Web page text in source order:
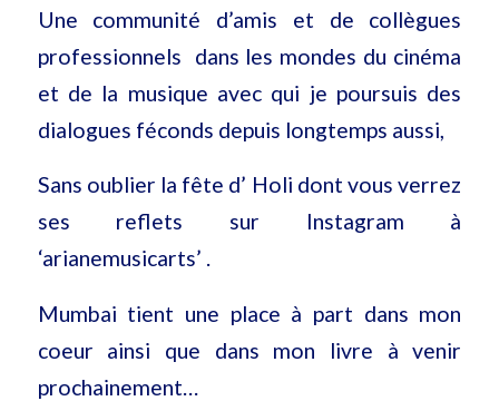
Une communité d’amis et de collègues
professionnels dans les mondes du cinéma
et de la musique avec qui je poursuis des
dialogues féconds depuis longtemps aussi,
Sans oublier la fête d’ Holi dont vous verrez
ses reflets sur Instagram à
‘arianemusicarts’ .
Mumbai tient une place à part dans mon
coeur ainsi que dans mon livre à venir
prochainement…